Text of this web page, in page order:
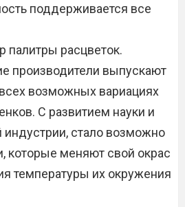
поддерживается все
палитры расцветок.
производители выпускают
возможных вариациях
С развитием науки и
индустрии, стало возможно
которые меняют свой окрас
температуры их окружения